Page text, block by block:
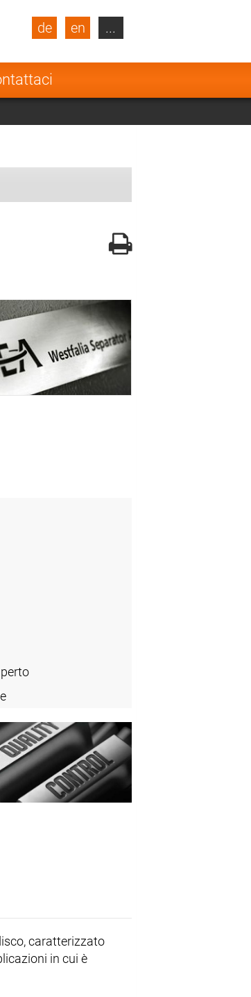
de en
Turkey
Netherlands
...
caratterizzato
in cui è